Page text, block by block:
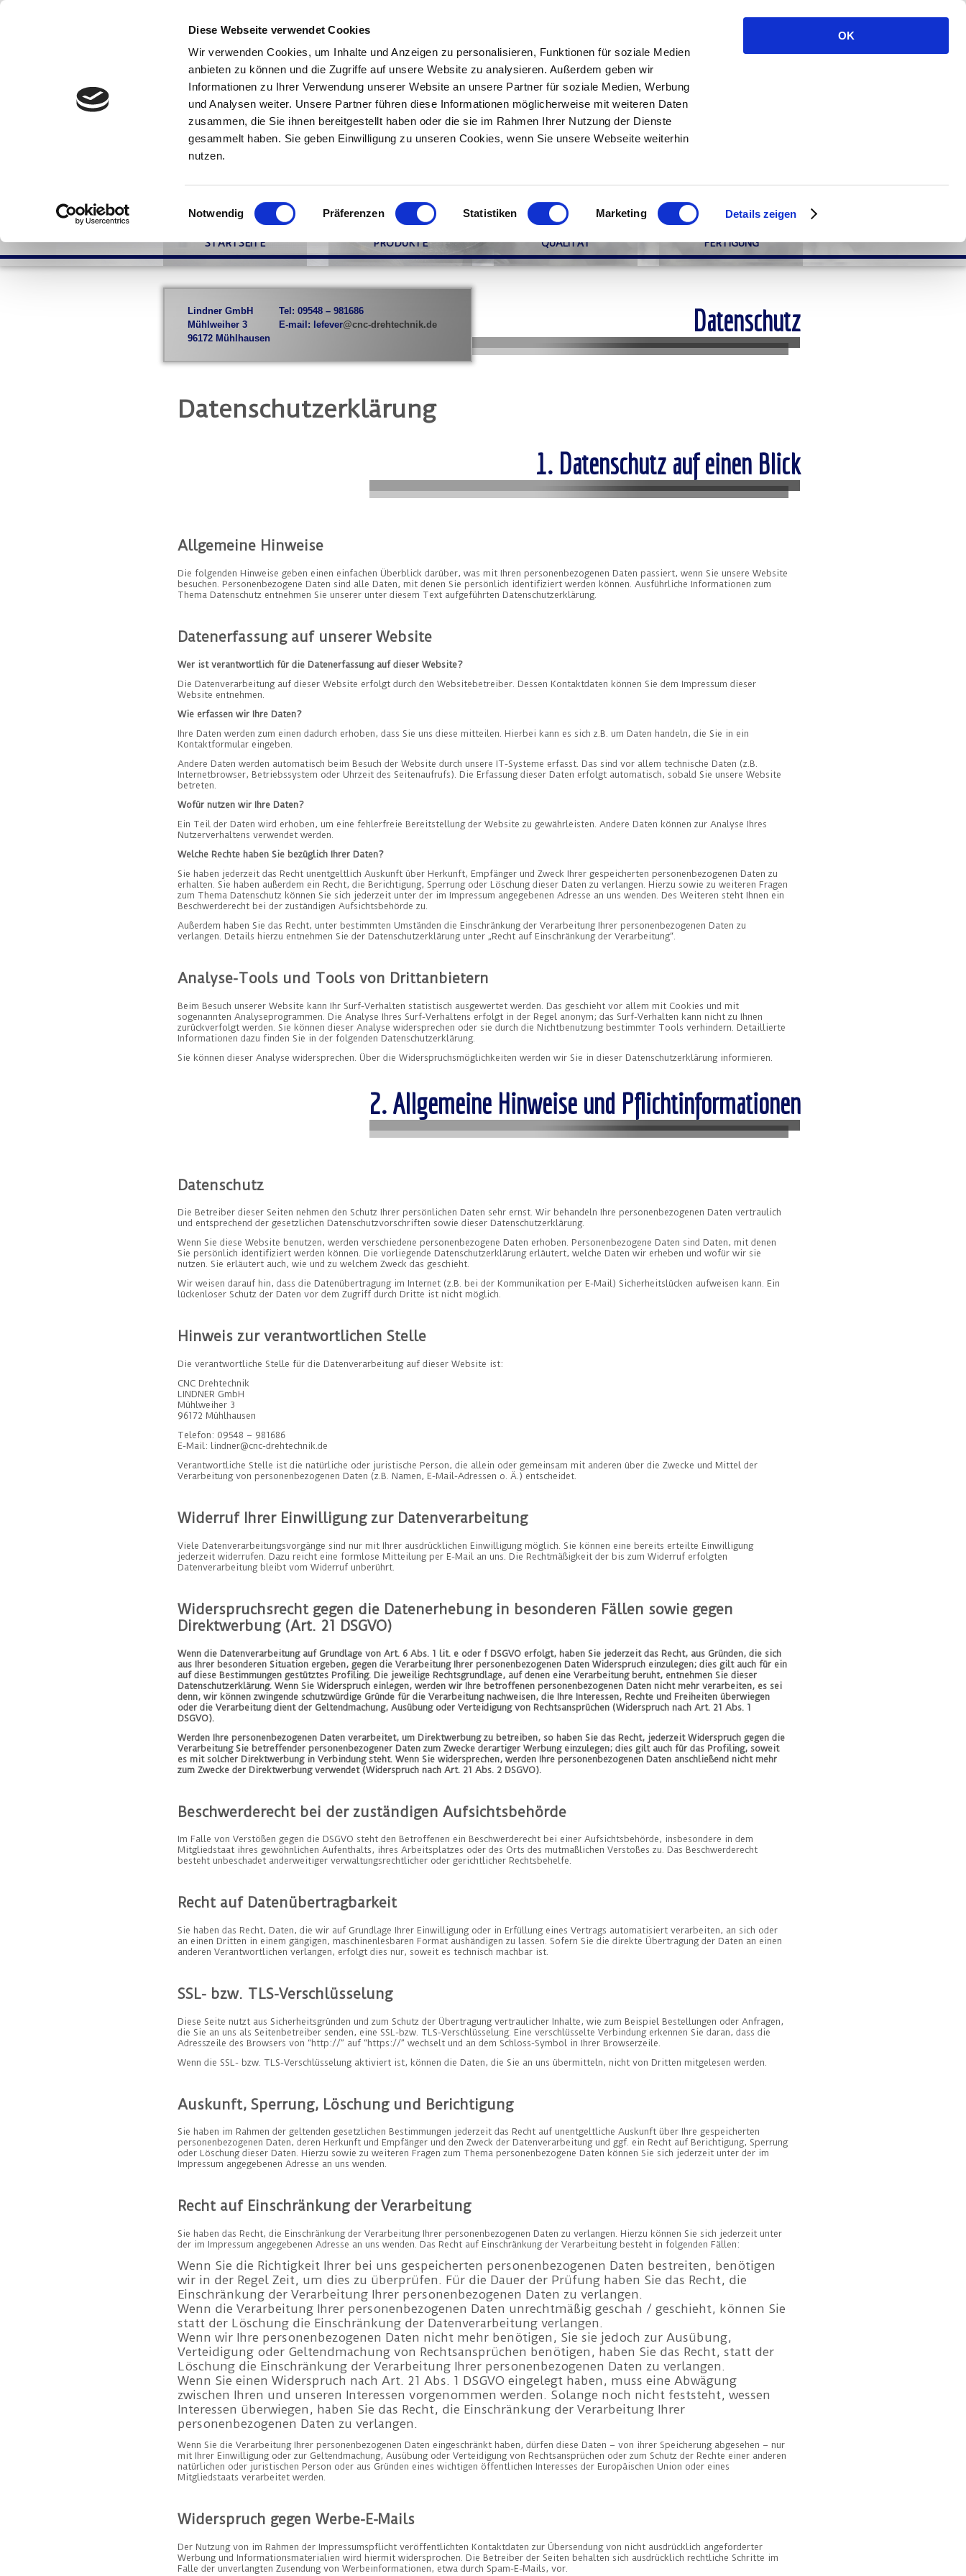
Diese Webseite verwendet Cookies
Wir verwenden Cookies, um Inhalte und Anzeigen zu personalisieren, Funktionen für soziale Medien
anbieten zu können und die Zugriffe auf unsere Website zu analysieren. Außerdem geben wir
Informationen zu Ihrer Verwendung unserer Website an unsere Partner für soziale Medien, Werbung
und Analysen weiter. Unsere Partner führen diese Informationen möglicherweise mit weiteren Daten
zusammen, die Sie ihnen bereitgestellt haben oder die sie im Rahmen Ihrer Nutzung der Dienste
gesammelt haben. Sie geben Einwilligung zu unseren Cookies, wenn Sie unsere Webseite weiterhin
nutzen.
Einwilligungsauswahl
Notwendig Präferenzen Statistiken Marketing Details zeigen
OK
STARTSEITE PRODUKTE QUALITÄT FERTIGUNG
Lindner GmbH
Tel: 09548 – 981686
Mühlweiher 3
E-mail: lefever@cnc-drehtechnik.de
96172 Mühlhausen
Datenschutz
Datenschutzerklärung
1. Datenschutz auf einen Blick
Allgemeine Hinweise
Die folgenden Hinweise geben einen einfachen Überblick darüber, was mit Ihren personenbezogenen Daten passiert, wenn Sie unsere Website
besuchen. Personenbezogene Daten sind alle Daten, mit denen Sie persönlich identifiziert werden können. Ausführliche Informationen zum
Thema Datenschutz entnehmen Sie unserer unter diesem Text aufgeführten Datenschutzerklärung.
Datenerfassung auf unserer Website
Wer ist verantwortlich für die Datenerfassung auf dieser Website?
Die Datenverarbeitung auf dieser Website erfolgt durch den Websitebetreiber. Dessen Kontaktdaten können Sie dem Impressum dieser
Website entnehmen.
Wie erfassen wir Ihre Daten?
Ihre Daten werden zum einen dadurch erhoben, dass Sie uns diese mitteilen. Hierbei kann es sich z.B. um Daten handeln, die Sie in ein
Kontaktformular eingeben.
Andere Daten werden automatisch beim Besuch der Website durch unsere IT-Systeme erfasst. Das sind vor allem technische Daten (z.B.
Internetbrowser, Betriebssystem oder Uhrzeit des Seitenaufrufs). Die Erfassung dieser Daten erfolgt automatisch, sobald Sie unsere Website
betreten.
Wofür nutzen wir Ihre Daten?
Ein Teil der Daten wird erhoben, um eine fehlerfreie Bereitstellung der Website zu gewährleisten. Andere Daten können zur Analyse Ihres
Nutzerverhaltens verwendet werden.
Welche Rechte haben Sie bezüglich Ihrer Daten?
Sie haben jederzeit das Recht unentgeltlich Auskunft über Herkunft, Empfänger und Zweck Ihrer gespeicherten personenbezogenen Daten zu
erhalten. Sie haben außerdem ein Recht, die Berichtigung, Sperrung oder Löschung dieser Daten zu verlangen. Hierzu sowie zu weiteren Fragen
zum Thema Datenschutz können Sie sich jederzeit unter der im Impressum angegebenen Adresse an uns wenden. Des Weiteren steht Ihnen ein
Beschwerderecht bei der zuständigen Aufsichtsbehörde zu.
Außerdem haben Sie das Recht, unter bestimmten Umständen die Einschränkung der Verarbeitung Ihrer personenbezogenen Daten zu
verlangen. Details hierzu entnehmen Sie der Datenschutzerklärung unter „Recht auf Einschränkung der Verarbeitung“.
Analyse-Tools und Tools von Drittanbietern
Beim Besuch unserer Website kann Ihr Surf-Verhalten statistisch ausgewertet werden. Das geschieht vor allem mit Cookies und mit
sogenannten Analyseprogrammen. Die Analyse Ihres Surf-Verhaltens erfolgt in der Regel anonym; das Surf-Verhalten kann nicht zu Ihnen
zurückverfolgt werden. Sie können dieser Analyse widersprechen oder sie durch die Nichtbenutzung bestimmter Tools verhindern. Detaillierte
Informationen dazu finden Sie in der folgenden Datenschutzerklärung.
Sie können dieser Analyse widersprechen. Über die Widerspruchsmöglichkeiten werden wir Sie in dieser Datenschutzerklärung informieren.
2. Allgemeine Hinweise und Pflichtinformationen
Datenschutz
Die Betreiber dieser Seiten nehmen den Schutz Ihrer persönlichen Daten sehr ernst. Wir behandeln Ihre personenbezogenen Daten vertraulich
und entsprechend der gesetzlichen Datenschutzvorschriften sowie dieser Datenschutzerklärung.
Wenn Sie diese Website benutzen, werden verschiedene personenbezogene Daten erhoben. Personenbezogene Daten sind Daten, mit denen
Sie persönlich identifiziert werden können. Die vorliegende Datenschutzerklärung erläutert, welche Daten wir erheben und wofür wir sie
nutzen. Sie erläutert auch, wie und zu welchem Zweck das geschieht.
Wir weisen darauf hin, dass die Datenübertragung im Internet (z.B. bei der Kommunikation per E-Mail) Sicherheitslücken aufweisen kann. Ein
lückenloser Schutz der Daten vor dem Zugriff durch Dritte ist nicht möglich.
Hinweis zur verantwortlichen Stelle
Die verantwortliche Stelle für die Datenverarbeitung auf dieser Website ist:
CNC Drehtechnik
LINDNER GmbH
Mühlweiher 3
96172 Mühlhausen
Telefon: 09548 – 981686
E-Mail: lindner@cnc-drehtechnik.de
Verantwortliche Stelle ist die natürliche oder juristische Person, die allein oder gemeinsam mit anderen über die Zwecke und Mittel der
Verarbeitung von personenbezogenen Daten (z.B. Namen, E-Mail-Adressen o. Ä.) entscheidet.
Widerruf Ihrer Einwilligung zur Datenverarbeitung
Viele Datenverarbeitungsvorgänge sind nur mit Ihrer ausdrücklichen Einwilligung möglich. Sie können eine bereits erteilte Einwilligung
jederzeit widerrufen. Dazu reicht eine formlose Mitteilung per E-Mail an uns. Die Rechtmäßigkeit der bis zum Widerruf erfolgten
Datenverarbeitung bleibt vom Widerruf unberührt.
Widerspruchsrecht gegen die Datenerhebung in besonderen Fällen sowie gegen
Direktwerbung (Art. 21 DSGVO)
Wenn die Datenverarbeitung auf Grundlage von Art. 6 Abs. 1 lit. e oder f DSGVO erfolgt, haben Sie jederzeit das Recht, aus Gründen, die sich
aus Ihrer besonderen Situation ergeben, gegen die Verarbeitung Ihrer personenbezogenen Daten Widerspruch einzulegen; dies gilt auch für ein
auf diese Bestimmungen gestütztes Profiling. Die jeweilige Rechtsgrundlage, auf denen eine Verarbeitung beruht, entnehmen Sie dieser
Datenschutzerklärung. Wenn Sie Widerspruch einlegen, werden wir Ihre betroffenen personenbezogenen Daten nicht mehr verarbeiten, es sei
denn, wir können zwingende schutzwürdige Gründe für die Verarbeitung nachweisen, die Ihre Interessen, Rechte und Freiheiten überwiegen
oder die Verarbeitung dient der Geltendmachung, Ausübung oder Verteidigung von Rechtsansprüchen (Widerspruch nach Art. 21 Abs. 1
DSGVO).
Werden Ihre personenbezogenen Daten verarbeitet, um Direktwerbung zu betreiben, so haben Sie das Recht, jederzeit Widerspruch gegen die
Verarbeitung Sie betreffender personenbezogener Daten zum Zwecke derartiger Werbung einzulegen; dies gilt auch für das Profiling, soweit
es mit solcher Direktwerbung in Verbindung steht. Wenn Sie widersprechen, werden Ihre personenbezogenen Daten anschließend nicht mehr
zum Zwecke der Direktwerbung verwendet (Widerspruch nach Art. 21 Abs. 2 DSGVO).
Beschwerderecht bei der zuständigen Aufsichtsbehörde
Im Falle von Verstößen gegen die DSGVO steht den Betroffenen ein Beschwerderecht bei einer Aufsichtsbehörde, insbesondere in dem
Mitgliedstaat ihres gewöhnlichen Aufenthalts, ihres Arbeitsplatzes oder des Orts des mutmaßlichen Verstoßes zu. Das Beschwerderecht
besteht unbeschadet anderweitiger verwaltungsrechtlicher oder gerichtlicher Rechtsbehelfe.
Recht auf Datenübertragbarkeit
Sie haben das Recht, Daten, die wir auf Grundlage Ihrer Einwilligung oder in Erfüllung eines Vertrags automatisiert verarbeiten, an sich oder
an einen Dritten in einem gängigen, maschinenlesbaren Format aushändigen zu lassen. Sofern Sie die direkte Übertragung der Daten an einen
anderen Verantwortlichen verlangen, erfolgt dies nur, soweit es technisch machbar ist.
SSL- bzw. TLS-Verschlüsselung
Diese Seite nutzt aus Sicherheitsgründen und zum Schutz der Übertragung vertraulicher Inhalte, wie zum Beispiel Bestellungen oder Anfragen,
die Sie an uns als Seitenbetreiber senden, eine SSL-bzw. TLS-Verschlüsselung. Eine verschlüsselte Verbindung erkennen Sie daran, dass die
Adresszeile des Browsers von “http://” auf “https://” wechselt und an dem Schloss-Symbol in Ihrer Browserzeile.
Wenn die SSL- bzw. TLS-Verschlüsselung aktiviert ist, können die Daten, die Sie an uns übermitteln, nicht von Dritten mitgelesen werden.
Auskunft, Sperrung, Löschung und Berichtigung
Sie haben im Rahmen der geltenden gesetzlichen Bestimmungen jederzeit das Recht auf unentgeltliche Auskunft über Ihre gespeicherten
personenbezogenen Daten, deren Herkunft und Empfänger und den Zweck der Datenverarbeitung und ggf. ein Recht auf Berichtigung, Sperrung
oder Löschung dieser Daten. Hierzu sowie zu weiteren Fragen zum Thema personenbezogene Daten können Sie sich jederzeit unter der im
Impressum angegebenen Adresse an uns wenden.
Recht auf Einschränkung der Verarbeitung
Sie haben das Recht, die Einschränkung der Verarbeitung Ihrer personenbezogenen Daten zu verlangen. Hierzu können Sie sich jederzeit unter
der im Impressum angegebenen Adresse an uns wenden. Das Recht auf Einschränkung der Verarbeitung besteht in folgenden Fällen:
Wenn Sie die Richtigkeit Ihrer bei uns gespeicherten personenbezogenen Daten bestreiten, benötigen
wir in der Regel Zeit, um dies zu überprüfen. Für die Dauer der Prüfung haben Sie das Recht, die
Einschränkung der Verarbeitung Ihrer personenbezogenen Daten zu verlangen.
Wenn die Verarbeitung Ihrer personenbezogenen Daten unrechtmäßig geschah / geschieht, können Sie
statt der Löschung die Einschränkung der Datenverarbeitung verlangen.
Wenn wir Ihre personenbezogenen Daten nicht mehr benötigen, Sie sie jedoch zur Ausübung,
Verteidigung oder Geltendmachung von Rechtsansprüchen benötigen, haben Sie das Recht, statt der
Löschung die Einschränkung der Verarbeitung Ihrer personenbezogenen Daten zu verlangen.
Wenn Sie einen Widerspruch nach Art. 21 Abs. 1 DSGVO eingelegt haben, muss eine Abwägung
zwischen Ihren und unseren Interessen vorgenommen werden. Solange noch nicht feststeht, wessen
Interessen überwiegen, haben Sie das Recht, die Einschränkung der Verarbeitung Ihrer
personenbezogenen Daten zu verlangen.
Wenn Sie die Verarbeitung Ihrer personenbezogenen Daten eingeschränkt haben, dürfen diese Daten – von ihrer Speicherung abgesehen – nur
mit Ihrer Einwilligung oder zur Geltendmachung, Ausübung oder Verteidigung von Rechtsansprüchen oder zum Schutz der Rechte einer anderen
natürlichen oder juristischen Person oder aus Gründen eines wichtigen öffentlichen Interesses der Europäischen Union oder eines
Mitgliedstaats verarbeitet werden.
Widerspruch gegen Werbe-E-Mails
Der Nutzung von im Rahmen der Impressumspflicht veröffentlichten Kontaktdaten zur Übersendung von nicht ausdrücklich angeforderter
Werbung und Informationsmaterialien wird hiermit widersprochen. Die Betreiber der Seiten behalten sich ausdrücklich rechtliche Schritte im
Falle der unverlangten Zusendung von Werbeinformationen, etwa durch Spam-E-Mails, vor.